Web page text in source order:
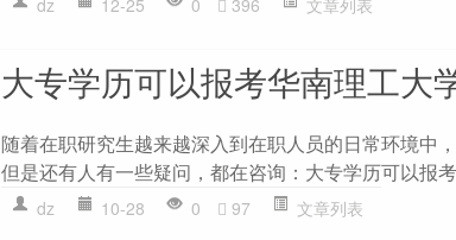
大专学历可以报考华南理工大
随着在职研究生越来越深入到在职人员的日常环境中
但是还有人有一些疑问，都在咨询：大专学历可以报
dz 10-28 0 97 文章列表